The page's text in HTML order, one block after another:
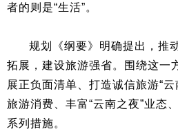
者的则是“生活”。
规划《纲要》明确提出，推
拓展，建设旅游强省。围绕这一
展正负面清单、打造诚信旅游“
旅游消费、丰富“云南之夜”业态
系列措施。